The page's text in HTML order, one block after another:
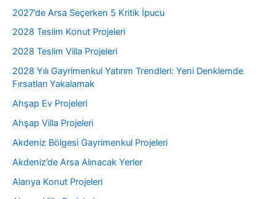
2027’de Arsa Seçerken 5 Kritik İpucu
2028 Teslim Konut Projeleri
2028 Teslim Villa Projeleri
2028 Yılı Gayrimenkul Yatırım Trendleri: Yeni Denklemde
Fırsatları Yakalamak
Ahşap Ev Projeleri
Ahşap Villa Projeleri
Akdeniz Bölgesi Gayrimenkul Projeleri
Akdeniz’de Arsa Alınacak Yerler
Alanya Konut Projeleri